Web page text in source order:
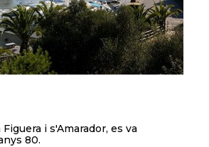
i s'Amarador, es va
80.